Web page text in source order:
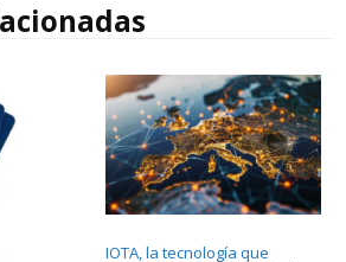
IOTA, la tecnología que